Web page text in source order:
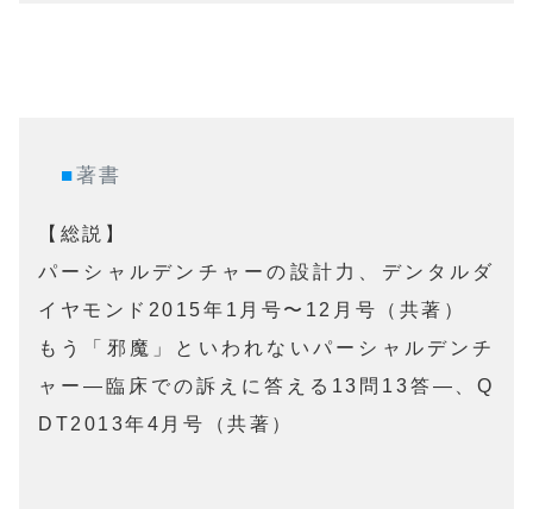
■著書
【総説】
パーシャルデンチャーの設計力、デンタルダ
イヤモンド2015年1月号〜12月号（共著）
もう「邪魔」といわれないパーシャルデンチ
ャー—臨床での訴えに答える13問13答—、Q
DT2013年4月号（共著）